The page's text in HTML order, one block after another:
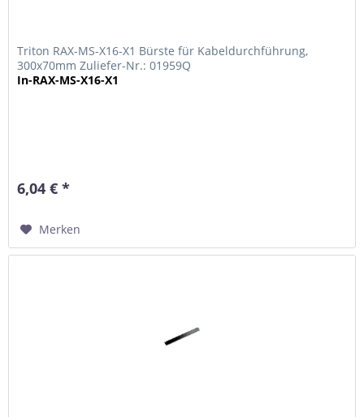
Triton RAX-MS-X16-X1 Bürste für Kabeldurchführung,
300x70mm Zuliefer-Nr.: 01959Q
In-RAX-MS-X16-X1
6,04 € *
Merken